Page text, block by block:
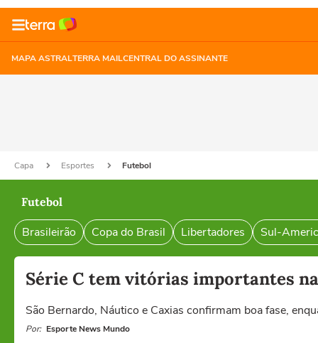
MAPA ASTRALTERRA MAILCENTRAL DO ASSINANTE
Capa Esportes Futebol
Futebol
Brasileirão Copa do Brasil Libertadores Sul-
Série C tem vitórias importantes
São Bernardo, Náutico e Caxias confirmam boa fase,
Por: Esporte News Mundo